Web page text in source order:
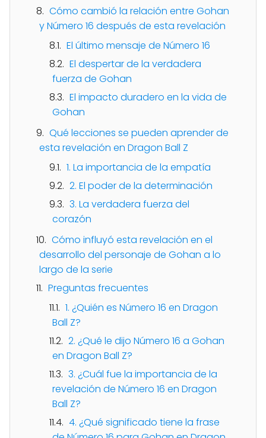
Cómo cambió la relación entre Gohan
y Número 16 después de esta revelación
El último mensaje de Número 16
El despertar de la verdadera
fuerza de Gohan
El impacto duradero en la vida de
Gohan
Qué lecciones se pueden aprender de
esta revelación en Dragon Ball Z
1. La importancia de la empatía
2. El poder de la determinación
3. La verdadera fuerza del
corazón
Cómo influyó esta revelación en el
desarrollo del personaje de Gohan a lo
largo de la serie
Preguntas frecuentes
1. ¿Quién es Número 16 en Dragon
Ball Z?
2. ¿Qué le dijo Número 16 a Gohan
en Dragon Ball Z?
3. ¿Cuál fue la importancia de la
revelación de Número 16 en Dragon
Ball Z?
4. ¿Qué significado tiene la frase